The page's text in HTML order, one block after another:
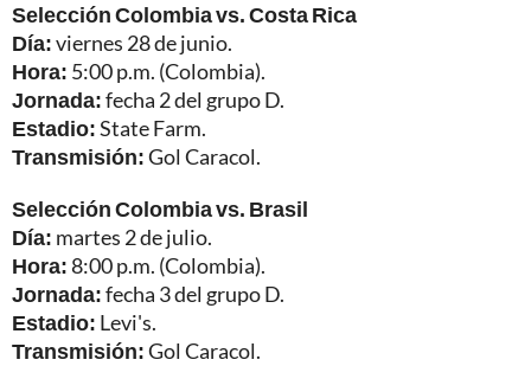
Selección Colombia vs. Costa Rica
Día:viernes 28 de junio.
Hora: 5:00 p.m. (Colombia).
Jornada:fecha 2 del grupo D.
Estadio:State Farm.
Transmisión:Gol Caracol.
Selección Colombia vs. Brasil
Día: martes 2 de julio.
Hora:8:00 p.m. (Colombia).
Jornada:fecha 3 del grupo D.
Estadio: Levi's.
Transmisión:Gol Caracol.